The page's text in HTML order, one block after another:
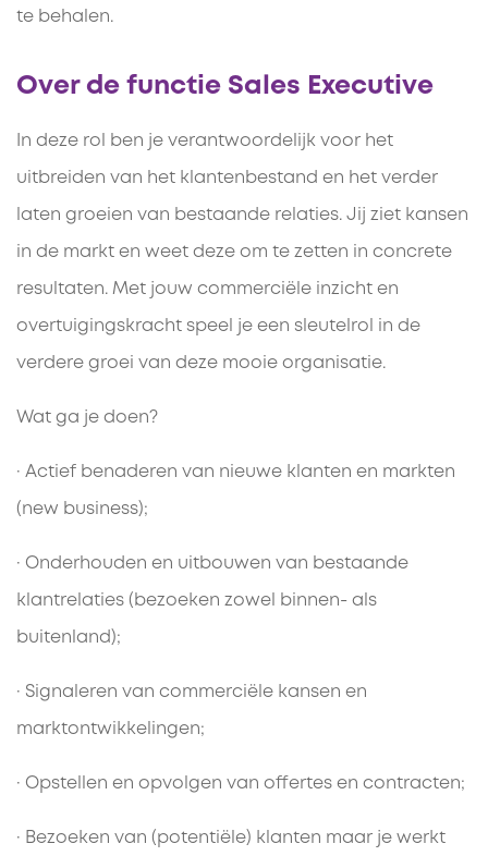
te behalen.
Over de functie Sales Executive
In deze rol ben je verantwoordelijk voor het
uitbreiden van het klantenbestand en het verder
laten groeien van bestaande relaties. Jij ziet kansen
in de markt en weet deze om te zetten in concrete
resultaten. Met jouw commerciële inzicht en
overtuigingskracht speel je een sleutelrol in de
verdere groei van deze mooie organisatie.
Wat ga je doen?
· Actief benaderen van nieuwe klanten en markten
(new business);
· Onderhouden en uitbouwen van bestaande
klantrelaties (bezoeken zowel binnen- als
buitenland);
· Signaleren van commerciële kansen en
marktontwikkelingen;
· Opstellen en opvolgen van offertes en contracten;
· Bezoeken van (potentiële) klanten maar je werkt